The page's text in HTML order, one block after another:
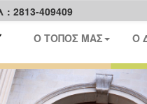
2813-409409
Ο ΤΟΠΟΣ ΜΑΣ Ο